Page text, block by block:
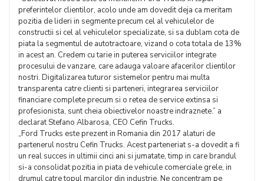
preferintelor clientilor, acolo unde am dovedit deja ca meritam
pozitia de lideri in segmente precum cel al vehiculelor de
constructii si cel al vehiculelor specializate, si sa dublam cota de
piata la segmentul de autotractoare, vizand o cota totala de 13%
in acest an. Credem cu tarie in puterea serviciilor integrate
procesului de vanzare, care adauga valoare afacerilor clientilor
nostri. Digitalizarea tuturor sistemelor pentru mai multa
transparenta catre clienti si parteneri, integrarea serviciilor
financiare complete precum si o retea de service extinsa si
profesionista, sunt cheia obiectivelor noastre indraznete.” a
declarat Stefano Albarosa, CEO Cefin Trucks.
„Ford Trucks este prezent in Romania din 2017 alaturi de
partenerul nostru Cefin Trucks. Acest parteneriat s-a dovedit a fi
un real succes in ultimii cinci ani si jumatate, timp in care brandul
si-a consolidat pozitia in piata de vehicule comerciale grele, in
drumul catre topul marcilor din industrie. Ne concentram pe